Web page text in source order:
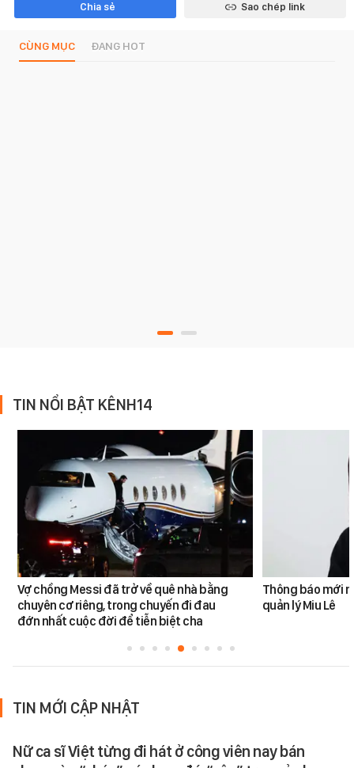
Chia sẻ Sao chép link
CÙNG MỤC ĐANG HOT
TIN NỔI BẬT KÊNH14
Vợ chồng Messi đã trở về quê nhà bằng
chuyên cơ riêng, trong chuyến đi đau
đớn nhất cuộc đời để tiễn biệt cha
Thông báo mới
quản lý Miu Lê
TIN MỚI CẬP NHẬT
Nữ ca sĩ Việt từng đi hát ở công viên nay bán